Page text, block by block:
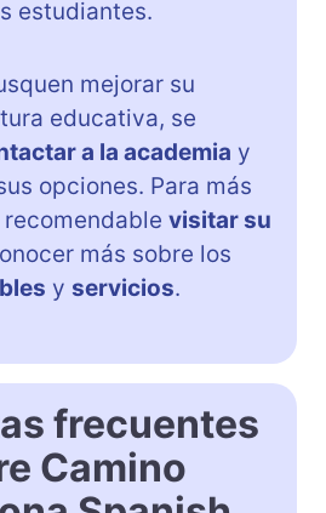
estudiantes.
mejorar su
educativa, se
a la academia y
opciones. Para más
visitar su
más sobre los
y servicios.
frecuentes
Camino